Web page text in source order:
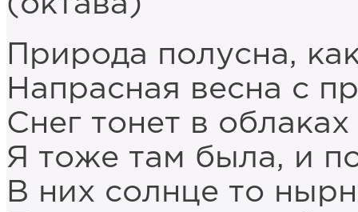
Природа полусна,
Напрасная весна с
Снег тонет в
Я тоже там была, и
В них солнце то